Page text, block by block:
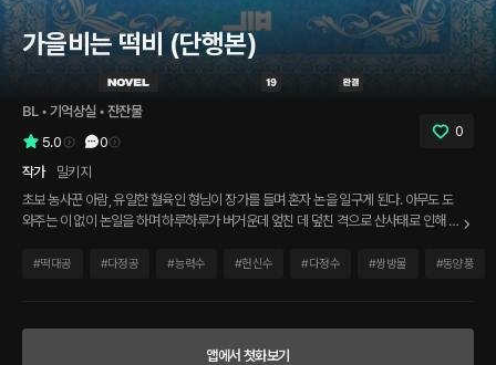
가을비는 떡비 (단행본)
BL • 기억상실 • 잔잔물
5.0
0
0
작가
밀키지
초보 농사꾼 아람, 유일한 혈육인 형님이 장가를 들며 혼자 논을 일구게 된다. 아무도 도
와주는 이 없이 논일을 하며 하루하루가 버거운데 엎친 데 덮친 격으로 산사태로 인해 마
작한다. 이윽고 눈을 뜬 남자. 자신이 누구인지 어째서 산사태에 파묻혔는지 기억하지 못
올해 가을을 어떻게 보내게 될까?
#떡대공 #다정공 #능력수 #헌신수 #다정수 #쌍방물 #동양풍
앱에서 첫화보기